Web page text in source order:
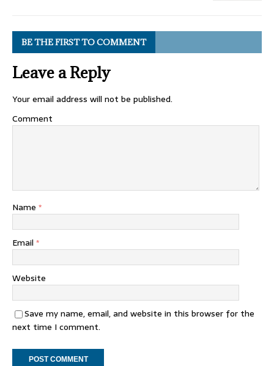
BE THE FIRST TO COMMENT
Leave a Reply
Your email address will not be published.
Comment
Name *
Email *
Website
Save my name, email, and website in this browser for the
next time I comment.